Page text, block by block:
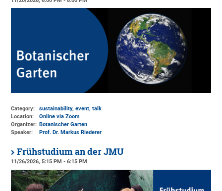
Category:
sustainability, event, talk
Location:
Online via Zoom
Organizer: Botanischer Garten
Speaker:
Prof. Dr. Markus Riederer
Frühstudium an der JMU
11/26/2026, 5:15 PM - 6:15 PM